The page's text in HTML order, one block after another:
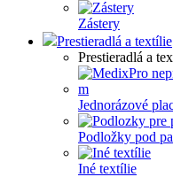
Zástery
Prestieradlá a textílie
Prestieradlá a
Jednorázové
Podložky pod
Iné textílie